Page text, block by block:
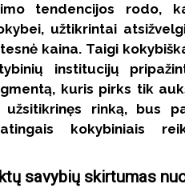
tendencijos rodo,
užtikrintai
kaina. Taigi
institucijų
kuris pirks tik
rinką, bus
kokybiniais
savybių skirtumas